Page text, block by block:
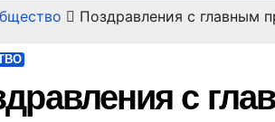
Поздравления с главным
с